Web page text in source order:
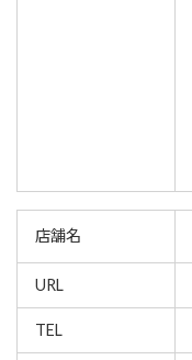
店舗名
URL
TEL